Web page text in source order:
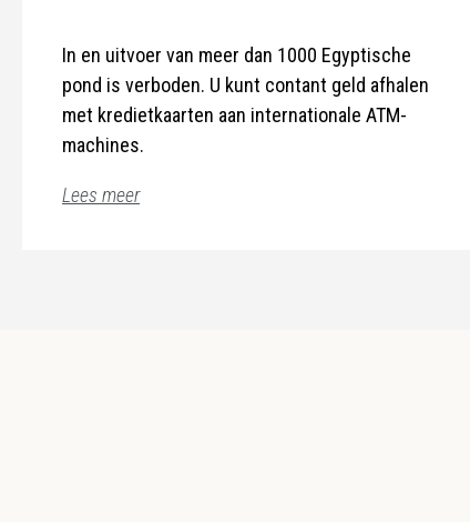
In en uitvoer van meer dan 1000 Egyptische
pond is verboden. U kunt contant geld afhalen
met kredietkaarten aan internationale ATM-
machines.
Lees meer